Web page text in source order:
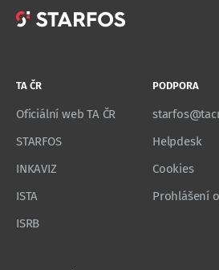
TA ČR
Oficiální web TA ČR
STARFOS
INKAVIZ
ISTA
ISRB
PODPORA
Helpdesk
Cookies
Prohlášení